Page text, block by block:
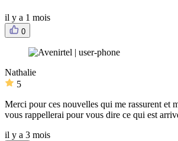
il y a 1 mois
0
Nathalie
5
Merci pour ces nouvelles qui me rassurent et
vous rappellerai pour vous dire ce qui est
il y a 3 mois